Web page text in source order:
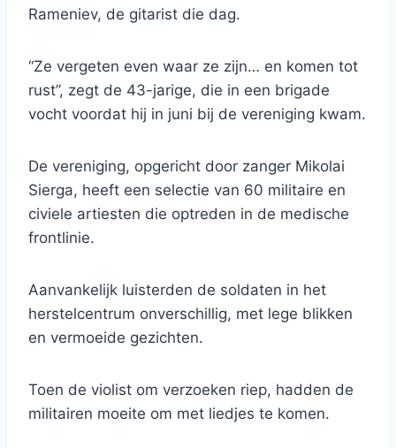
Rameniev, de gitarist die dag.
“Ze vergeten even waar ze zijn… en komen tot
rust”, zegt de 43-jarige, die in een brigade
vocht voordat hij in juni bij de vereniging kwam.
De vereniging, opgericht door zanger Mikolai
Sierga, heeft een selectie van 60 militaire en
civiele artiesten die optreden in de medische
frontlinie.
Aanvankelijk luisterden de soldaten in het
herstelcentrum onverschillig, met lege blikken
en vermoeide gezichten.
Toen de violist om verzoeken riep, hadden de
militairen moeite om met liedjes te komen.